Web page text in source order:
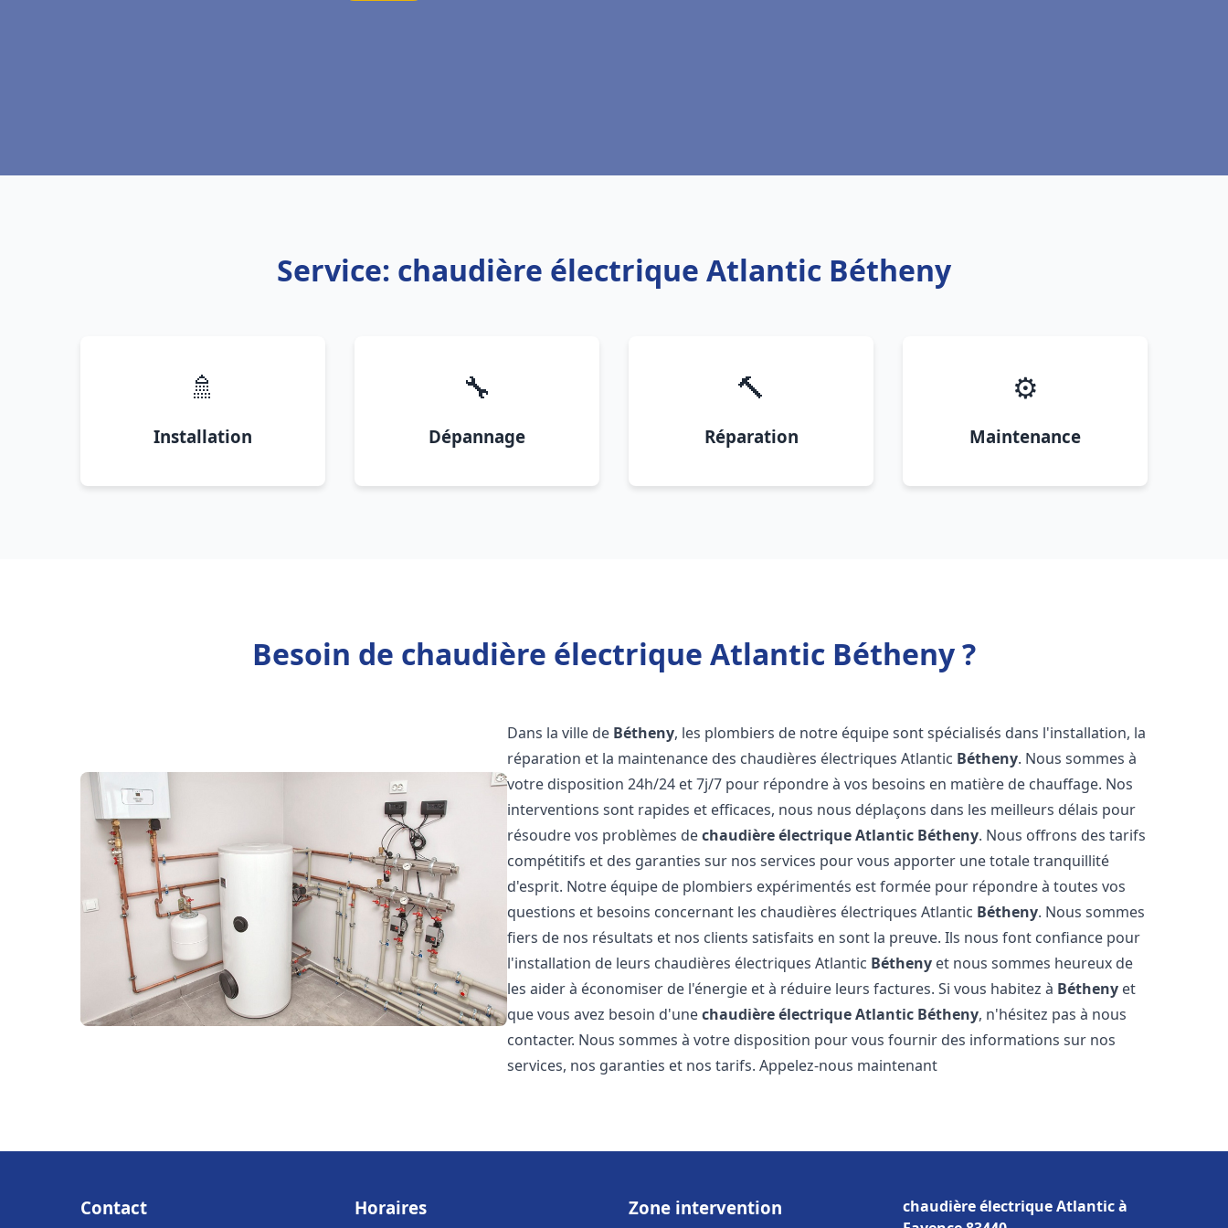
Service: chaudière électrique Atlantic Bétheny
🚿
Installation
🔧
Dépannage
🔨
Réparation
⚙️
Maintenance
Besoin de chaudière électrique Atlantic Bétheny ?
Dans la ville de Bétheny, les plombiers de notre équipe sont spécialisés dans l'installation, la
réparation et la maintenance des chaudières électriques Atlantic Bétheny. Nous sommes à
votre disposition 24h/24 et 7j/7 pour répondre à vos besoins en matière de chauffage. Nos
interventions sont rapides et efficaces, nous nous déplaçons dans les meilleurs délais pour
résoudre vos problèmes dechaudière électrique Atlantic Bétheny. Nous offrons des tarifs
compétitifs et des garanties sur nos services pour vous apporter une totale tranquillité
d'esprit. Notre équipe de plombiers expérimentés est formée pour répondre à toutes vos
questions et besoins concernant les chaudières électriques Atlantic Bétheny. Nous sommes
fiers de nos résultats et nos clients satisfaits en sont la preuve. Ils nous font confiance pour
l'installation de leurs chaudières électriques Atlantic Bétheny et nous sommes heureux de
les aider à économiser de l'énergie et à réduire leurs factures. Si vous habitez à Bétheny et
que vous avez besoin d'unechaudière électrique Atlantic Bétheny, n'hésitez pas à nous
contacter. Nous sommes à votre disposition pour vous fournir des informations sur nos
services, nos garanties et nos tarifs. Appelez-nous maintenant
Contact Horaires Zone intervention
chaudière électrique Atlantic à